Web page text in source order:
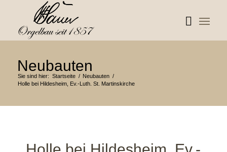
Neubauten
Sie sind hier: Startseite / Neubauten /
Holle bei Hildesheim, Ev.-Luth. St. Martinskirche